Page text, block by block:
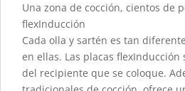
Una zona de cocción, cientos de
flexInducción
Cada olla y sartén es tan
en ellas. Las placas
del recipiente que se coloque.